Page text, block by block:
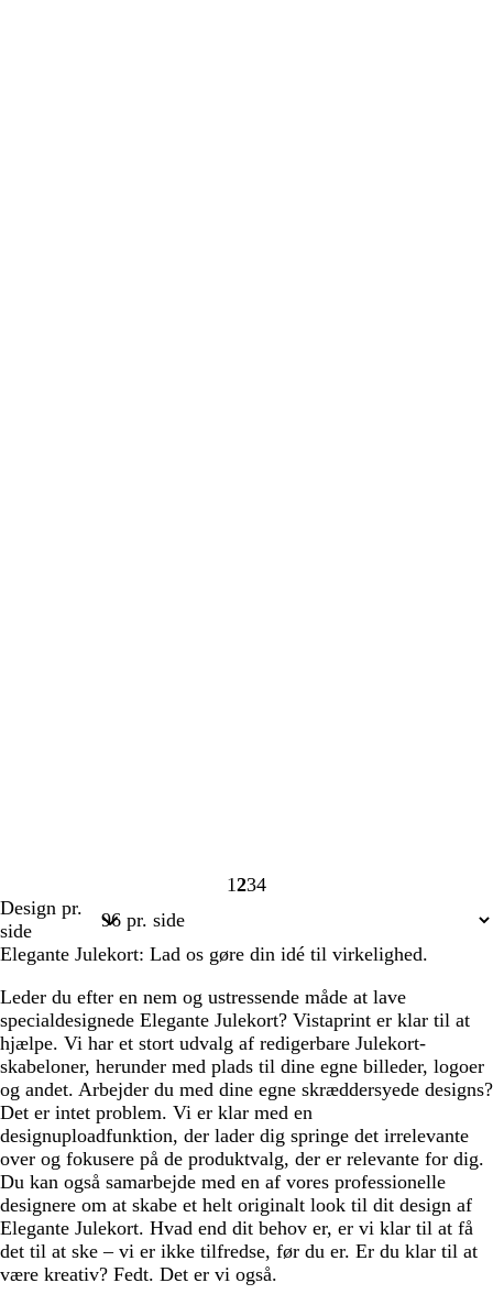
Side
1 Side
2Side
3Side
4
Design pr.
side
Elegante Julekort: Lad os gøre din idé til virkelighed.
Leder du efter en nem og ustressende måde at lave
specialdesignede Elegante Julekort? Vistaprint er klar til at
hjælpe. Vi har et stort udvalg af redigerbare Julekort-
skabeloner, herunder med plads til dine egne billeder, logoer
og andet. Arbejder du med dine egne skræddersyede designs?
Det er intet problem. Vi er klar med en
designuploadfunktion, der lader dig springe det irrelevante
over og fokusere på de produktvalg, der er relevante for dig.
Du kan også samarbejde med en af vores professionelle
designere om at skabe et helt originalt look til dit design af
Elegante Julekort. Hvad end dit behov er, er vi klar til at få
det til at ske – vi er ikke tilfredse, før du er. Er du klar til at
være kreativ? Fedt. Det er vi også.